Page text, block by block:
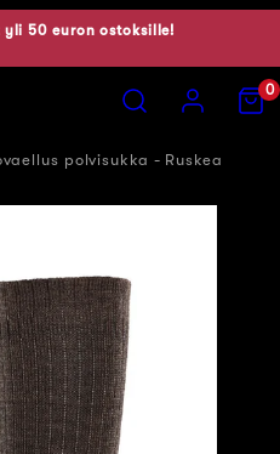
yli 50 euron ostoksille!
Hae
Näytä0
polvisukka - Ruskea